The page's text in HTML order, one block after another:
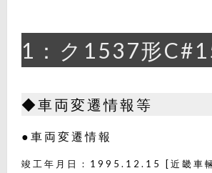
1：ク1537形
◆車両変遷情報等
●車両変遷情報
竣工年月日：1995.12.15 [近畿車